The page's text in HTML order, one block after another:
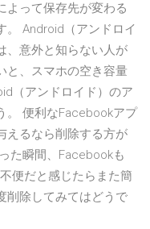
よって保存先が変わる
。 Android（アンドロイ
、意外と知らない人が
と、スマホの空き容量
（アンドロイド）のア
。 便利なFacebookアプ
えるなら削除する方が
た瞬間、Facebookも
便だと感じたらまた簡
削除してみてはどうで